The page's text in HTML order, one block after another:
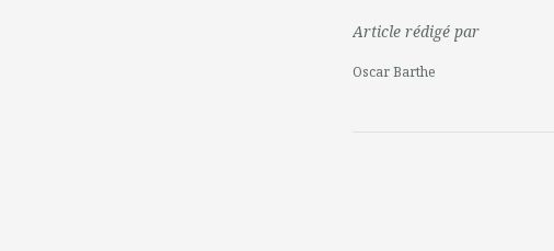
Article rédigé par
Oscar Barthe